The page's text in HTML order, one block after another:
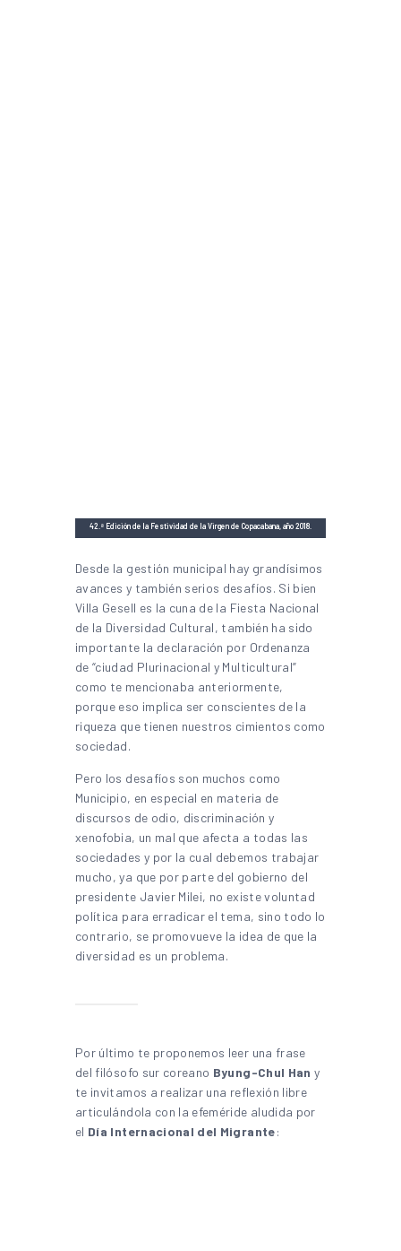
42.ª Edición de la Festividad de la Virgen de Copacabana, año 2018.
Desde la gestión municipal hay grandísimos
avances y también serios desafíos. Si bien
Villa Gesell es la cuna de la Fiesta Nacional
de la Diversidad Cultural, también ha sido
importante la declaración por Ordenanza
de “ciudad Plurinacional y Multicultural”
como te mencionaba anteriormente,
porque eso implica ser conscientes de la
riqueza que tienen nuestros cimientos como
sociedad.
Pero los desafíos son muchos como
Municipio, en especial en materia de
discursos de odio, discriminación y
xenofobia, un mal que afecta a todas las
sociedades y por la cual debemos trabajar
mucho, ya que por parte del gobierno del
presidente Javier Milei, no existe voluntad
política para erradicar el tema, sino todo lo
contrario, se promovueve la idea de que la
diversidad es un problema.
Por último te proponemos leer una frase
del filósofo sur coreano Byung-Chul Han y
te invitamos a realizar una reflexión libre
articulándola con la efeméride aludida por
el Día Internacional del Migrante: